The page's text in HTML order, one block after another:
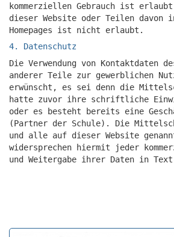
kommerziellen Gebrauch ist
dieser Website oder Teilen davon
Homepages ist nicht erlaubt.
4. Datenschutz
Die Verwendung von Kontaktdaten
anderer Teile zur gewerblichen
erwünscht, es sei denn die
hatte zuvor ihre schriftliche
oder es besteht bereits eine
(Partner der Schule). Die
und alle auf dieser Website
widersprechen hiermit jeder
und Weitergabe ihrer Daten in